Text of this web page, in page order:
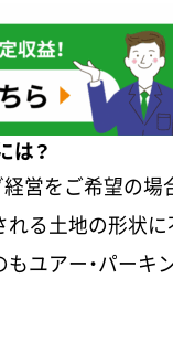
は？
営をご希望の
る土地の形状
ユアー・パーキ